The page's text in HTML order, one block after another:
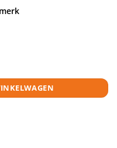
aantal